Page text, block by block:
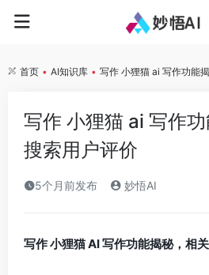
首页 • AI知识库 • 写作 小狸猫 ai 写作功能
写作 小狸猫 ai 写作
搜索用户评价
5个月前发布 妙悟AI
写作 小狸猫 AI 写作功能揭秘，相